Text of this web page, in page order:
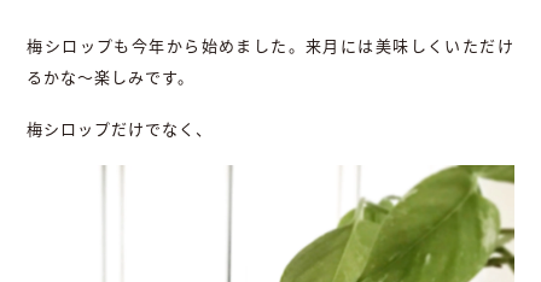
梅シロップも今年から始めました。来月には美味しくいただけ
るかな〜楽しみです。
梅シロップだけでなく、